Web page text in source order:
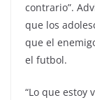
contrario”.
que los
que el
el futbol.
“Lo que estoy